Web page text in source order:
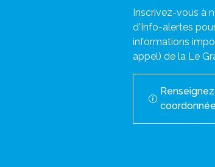
Inscrivez-vous à
d'Info-alertes
informations
appel) de la Le